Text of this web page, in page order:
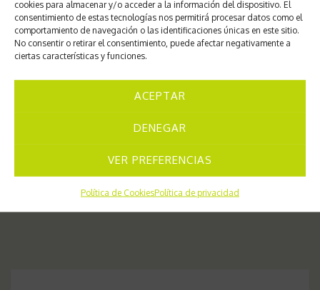
cookies para almacenar y/o acceder a la información del dispositivo. El
consentimiento de estas tecnologías nos permitirá procesar datos como el
comportamiento de navegación o las identificaciones únicas en este sitio.
No consentir o retirar el consentimiento, puede afectar negativamente a
ciertas características y funciones.
ACEPTAR
DENEGAR
VER PREFERENCIAS
Política de CookiesPolítica de privacidad
Navegación
entradas
Leptosphaerulina trifolii
Chancro gomoso del